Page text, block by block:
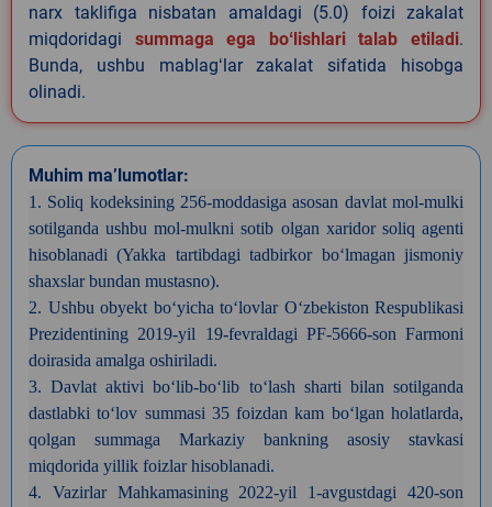
narx taklifiga nisbatan amaldagi (5.0) foizi zakalat
miqdoridagi summaga ega boʻlishlari talab etiladi.
Bunda, ushbu mablagʻlar zakalat sifatida hisobga
olinadi.
Muhim ma’lumotlar:
1. Soliq kodeksining 256-moddasiga asosan davlat mol-mulki
sotilganda ushbu mol-mulkni sotib olgan xaridor soliq agenti
hisoblanadi (Yakka tartibdagi tadbirkor bo‘lmagan jismoniy
shaxslar bundan mustasno).
2. Ushbu obyekt bo‘yicha to‘lovlar O‘zbekiston Respublikasi
Prezidentining 2019-yil 19-fevraldagi PF-5666-son Farmoni
doirasida amalga oshiriladi.
3. Davlat aktivi bo‘lib-bo‘lib to‘lash sharti bilan sotilganda
dastlabki to‘lov summasi 35 foizdan kam bo‘lgan holatlarda,
qolgan summaga Markaziy bankning asosiy stavkasi
miqdorida yillik foizlar hisoblanadi.
4. Vazirlar Mahkamasining 2022-yil 1-avgustdagi 420-son